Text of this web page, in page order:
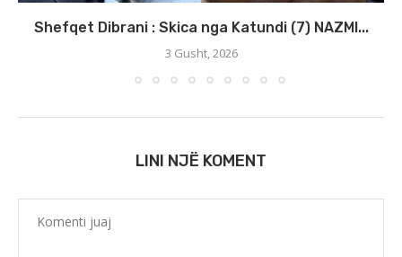
Shefqet Dibrani : Skica nga Katundi (7) NAZMI...
3 Gusht, 2026
LINI NJË KOMENT